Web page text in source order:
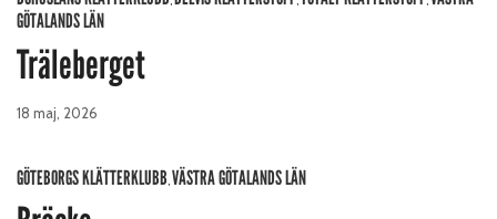
GÖTALANDS LÄN
Träleberget
18 maj, 2026
GÖTEBORGS KLÄTTERKLUBB,VÄSTRA GÖTALANDS LÄN